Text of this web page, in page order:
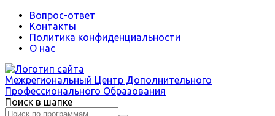
Вопрос-ответ
Контакты
Политика конфиденциальности
О нас
Межрегиональный Центр Дополнительного
Профессионального Образования
Поиск в шапке